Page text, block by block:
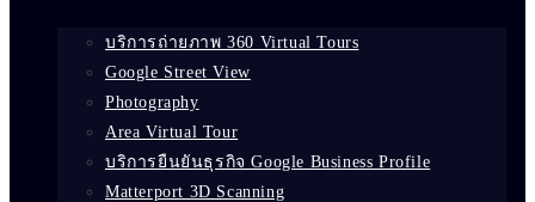
บริการถ่ายภาพ 360 Virtual Tours
Google Street View
Photography
Area Virtual Tour
บริการยืนยันธุรกิจ Google Business Profile
Matterport 3D Scanning